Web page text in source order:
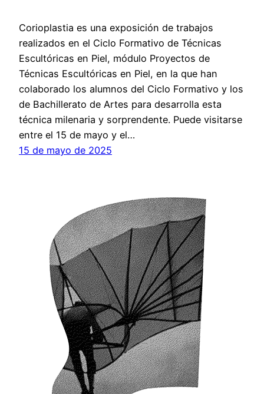
Corioplastia es una exposición de trabajos
realizados en el Ciclo Formativo de Técnicas
Escultóricas en Piel, módulo Proyectos de
Técnicas Escultóricas en Piel, en la que han
colaborado los alumnos del Ciclo Formativo y los
de Bachillerato de Artes para desarrolla esta
técnica milenaria y sorprendente. Puede visitarse
entre el 15 de mayo y el…
15 de mayo de 2025